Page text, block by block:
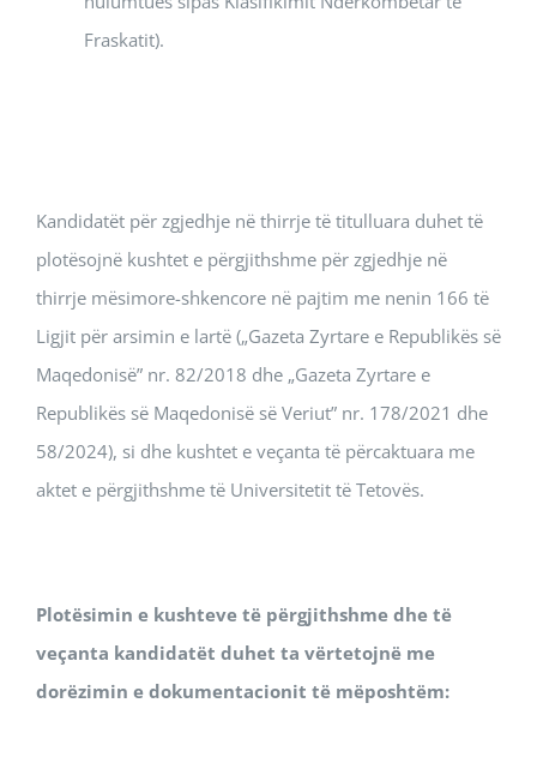
Fraskatit).
Kandidatët për zgjedhje në thirrje të titulluara duhet të
plotësojnë kushtet e përgjithshme për zgjedhje në
thirrje mësimore-shkencore në pajtim me nenin 166 të
Ligjit për arsimin e lartë („Gazeta Zyrtare e Republikës së
Maqedonisë” nr. 82/2018 dhe „Gazeta Zyrtare e
Republikës së Maqedonisë së Veriut” nr. 178/2021 dhe
58/2024), si dhe kushtet e veçanta të përcaktuara me
aktet e përgjithshme të Universitetit të Tetovës.
Plotësimin e kushteve të përgjithshme dhe të
veçanta kandidatët duhet ta vërtetojnë me
dorëzimin e dokumentacionit të mëposhtëm: